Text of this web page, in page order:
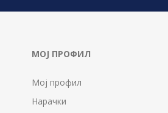
МОЈ ПРОФИЛ
Мој профил
Нарачки